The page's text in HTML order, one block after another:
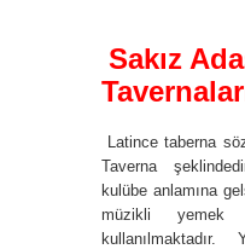
Sakız
Latince taberna
Taverna
kulübe anlamına
müzikli yemek
kullanılmaktadır.